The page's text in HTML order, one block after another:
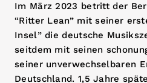
Im März 2023 betritt der
“Ritter Lean” mit seiner
Insel” die deutsche
seitdem mit seinen
seiner unverwechselbaren
Deutschland. 1,5 Jahre